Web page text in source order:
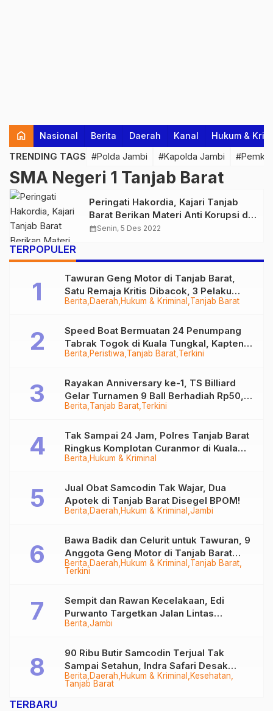
home Nasional Berita Daerah Kanal Hukum &
TRENDING TAGS #Polda Jambi #Kapolda Jambi
SMA Negeri 1 Tanjab Barat
Peringati Hakordia, Kajari Tanjab
Barat Berikan Materi Anti Korupsi di
SMA Negeri 1
calendar_monthSenin, 5 Des 2022
TERPOPULER
Berita Daerah Hukum & Kriminal Tanjab Barat
Tawuran Geng Motor di Tanjab Barat,
Satu Remaja Kritis Dibacok, 3 Pelaku
Ditangkap
Berita Peristiwa Tanjab Barat Terkini
Speed Boat Bermuatan 24 Penumpang
Tabrak Togok di Kuala Tungkal, Kapten
Sempat Hilang
Berita Tanjab Barat Terkini
Rayakan Anniversary ke-1, TS Billiard
Gelar Turnamen 9 Ball Berhadiah Rp50,8
Juta
Berita Hukum & Kriminal
Tak Sampai 24 Jam, Polres Tanjab Barat
Ringkus Komplotan Curanmor di Kuala
Tungkal
Berita Daerah Hukum & Kriminal Jambi
Jual Obat Samcodin Tak Wajar, Dua
Apotek di Tanjab Barat Disegel BPOM!
Berita Daerah Hukum & Kriminal Tanjab Barat
Terkini
Bawa Badik dan Celurit untuk Tawuran, 9
Anggota Geng Motor di Tanjab Barat
Diringkus
Berita Jambi
Sempit dan Rawan Kecelakaan, Edi
Purwanto Targetkan Jalan Lintas
Tungkal-Jambi Mulus di 2028
Berita Daerah Hukum & Kriminal
Kesehatan
Tanjab Barat
90 Ribu Butir Samcodin Terjual Tak
Sampai Setahun, Indra Safari Desak
Audit Menyeluruh
TERBARU